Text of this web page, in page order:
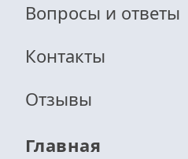
Вопросы и ответы
Контакты
Отзывы
Главная